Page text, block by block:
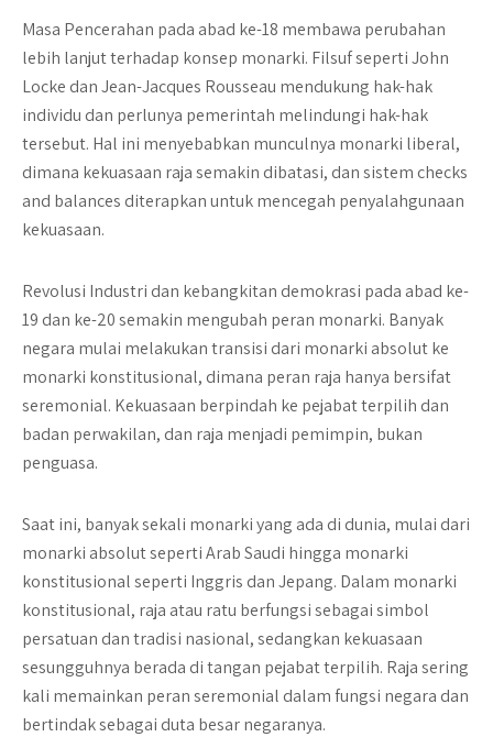
Masa Pencerahan pada abad ke-18 membawa perubahan
lebih lanjut terhadap konsep monarki. Filsuf seperti John
Locke dan Jean-Jacques Rousseau mendukung hak-hak
individu dan perlunya pemerintah melindungi hak-hak
tersebut. Hal ini menyebabkan munculnya monarki liberal,
dimana kekuasaan raja semakin dibatasi, dan sistem checks
and balances diterapkan untuk mencegah penyalahgunaan
kekuasaan.
Revolusi Industri dan kebangkitan demokrasi pada abad ke-
19 dan ke-20 semakin mengubah peran monarki. Banyak
negara mulai melakukan transisi dari monarki absolut ke
monarki konstitusional, dimana peran raja hanya bersifat
seremonial. Kekuasaan berpindah ke pejabat terpilih dan
badan perwakilan, dan raja menjadi pemimpin, bukan
penguasa.
Saat ini, banyak sekali monarki yang ada di dunia, mulai dari
monarki absolut seperti Arab Saudi hingga monarki
konstitusional seperti Inggris dan Jepang. Dalam monarki
konstitusional, raja atau ratu berfungsi sebagai simbol
persatuan dan tradisi nasional, sedangkan kekuasaan
sesungguhnya berada di tangan pejabat terpilih. Raja sering
kali memainkan peran seremonial dalam fungsi negara dan
bertindak sebagai duta besar negaranya.